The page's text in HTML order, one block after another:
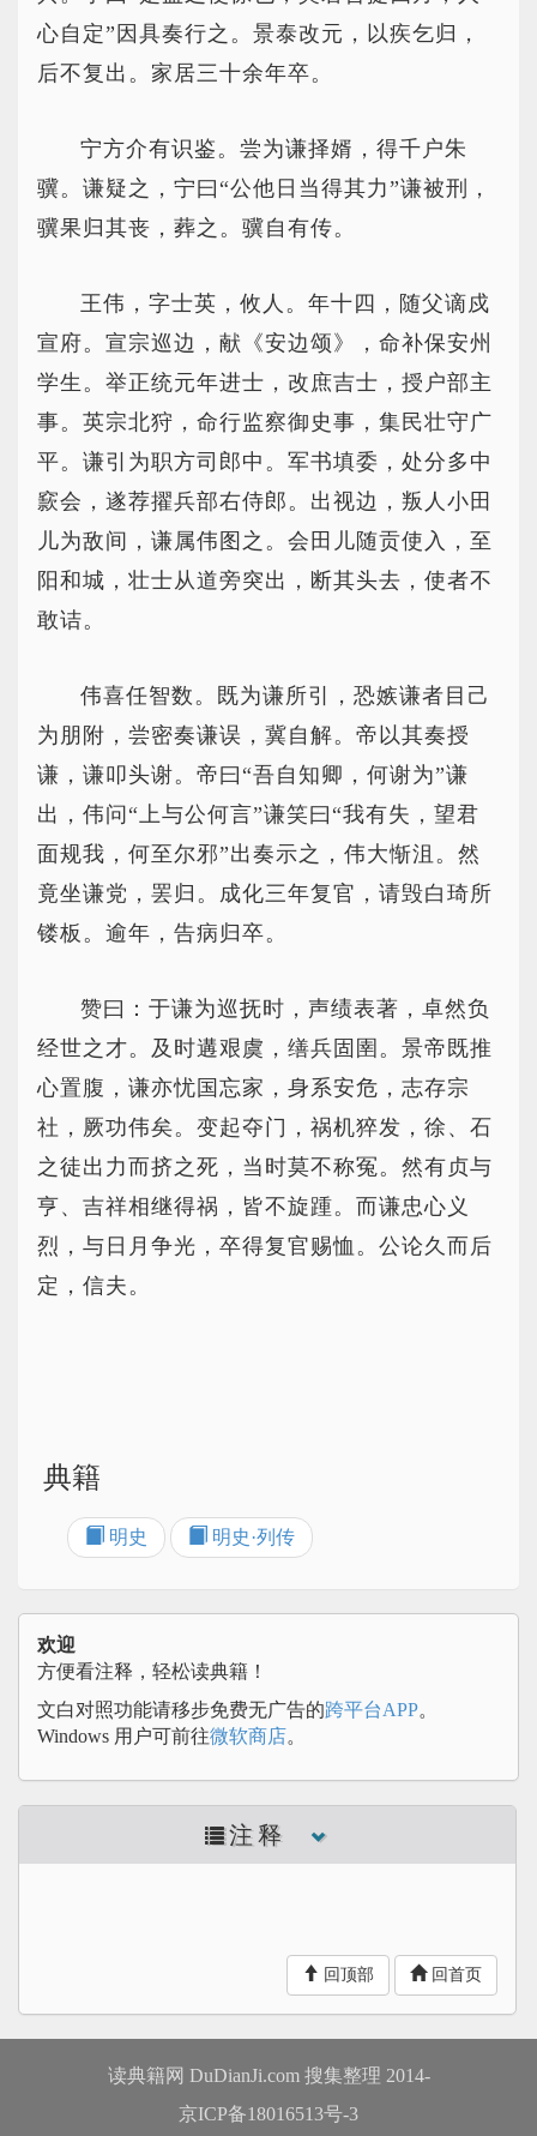
心自定”因具奏行之。景泰改元，以疾乞归，
后不复出。家居三十余年卒。
宁方介有识鉴。尝为谦择婿，得千户朱
骥。谦疑之，宁曰“公他日当得其力”谦被刑，
骥果归其丧，葬之。骥自有传。
王伟，字士英，攸人。年十四，随父谪戍
宣府。宣宗巡边，献《安边颂》，命补保安州
学生。举正统元年进士，改庶吉士，授户部主
事。英宗北狩，命行监察御史事，集民壮守广
平。谦引为职方司郎中。军书填委，处分多中
窾会，遂荐擢兵部右侍郎。出视边，叛人小田
儿为敌间，谦属伟图之。会田儿随贡使入，至
阳和城，壮士从道旁突出，断其头去，使者不
敢诘。
伟喜任智数。既为谦所引，恐嫉谦者目己
为朋附，尝密奏谦误，冀自解。帝以其奏授
谦，谦叩头谢。帝曰“吾自知卿，何谢为”谦
出，伟问“上与公何言”谦笑曰“我有失，望君
面规我，何至尔邪”出奏示之，伟大惭沮。然
竟坐谦党，罢归。成化三年复官，请毁白琦所
镂板。逾年，告病归卒。
赞曰：于谦为巡抚时，声绩表著，卓然负
经世之才。及时遘艰虞，缮兵固圉。景帝既推
心置腹，谦亦忧国忘家，身系安危，志存宗
社，厥功伟矣。变起夺门，祸机猝发，徐、石
之徒出力而挤之死，当时莫不称冤。然有贞与
亨、吉祥相继得祸，皆不旋踵。而谦忠心义
烈，与日月争光，卒得复官赐恤。公论久而后
定，信夫。
典籍
明史 明史·列传
欢迎
方便看注释，轻松读典籍！
文白对照功能请移步免费无广告的跨平台APP。
Windows 用户可前往微软商店。
注释
回顶部 回首页
读典籍网 DuDianJi.com 搜集整理 2014-
京ICP备18016513号-3